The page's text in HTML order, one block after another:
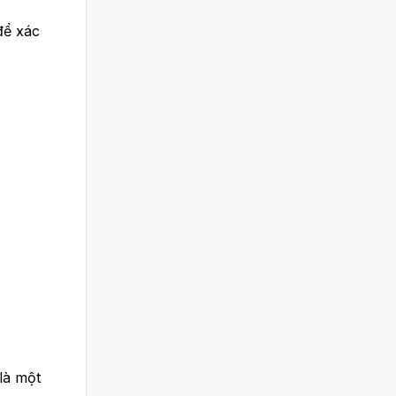
xác
một